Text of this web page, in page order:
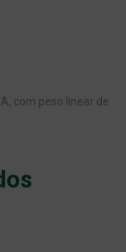
com peso linear de